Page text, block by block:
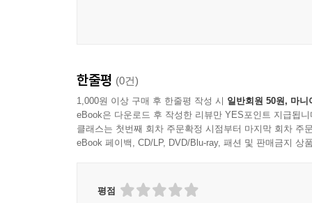
모두에게, 이 책은 학문적 통찰과 새로운 사회에
이 책은 총 4장으로 구성된다. 인구감소라는 현실
다루었다.
감소와 고령화 심화 등 인구구조의 변화를 짚어
한줄평 (0건)
1,000원 이상 구매 후 한줄평 작성 시 일반회원 50원, 마니
eBook은 다운로드 후 작성한 리뷰만 YES포인트 지급됩니
클래스는 첫번째 회차 주문확정 시점부터 마지막 회차 주
eBook 페이백, CD/LP, DVD/Blu-ray, 패션 및 판매금지 상
평점